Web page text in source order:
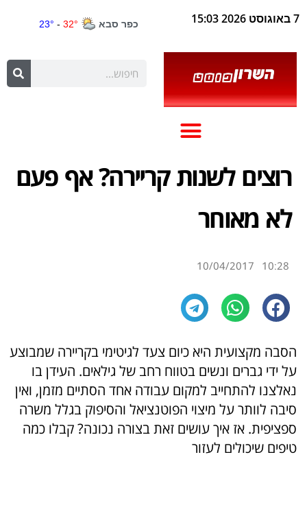
7 באוגוסט 2026 15:03
רוצים לשנות קריירה? אף פעם
לא מאוחר
10:28
10/04/2017
הסבה מקצועית היא כיום צעד לגיטימי בקריירה שמבוצע
על ידי גברים ונשים בטווח רחב של גילאים. העידן בו
נאלצנו להתחייב למקום עבודה אחד הסתיים מזמן, ואין
סיבה לוותר על מיצוי הפוטנציאל והסיפוק בגלל משרה
ספציפית. אז איך עושים זאת בצורה נכונה? קבלו כמה
טיפים שיכולים לעזור